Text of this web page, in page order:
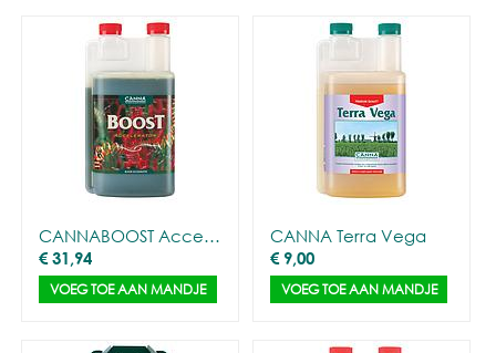
CANNABOOST Accelerator
€31,94
VOEG TOE AAN MANDJE
CANNA Terra Vega
€ 9,00
VOEG TOE AAN MANDJE